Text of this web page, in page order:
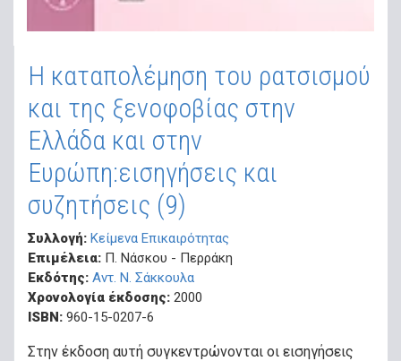
Η καταπολέμηση του ρατσισμού
και της ξενοφοβίας στην
Ελλάδα και στην
Ευρώπη:εισηγήσεις και
συζητήσεις (9)
Συλλογή: Κείμενα Επικαιρότητας
Επιμέλεια: Π. Νάσκου - Περράκη
Εκδότης: Αντ. Ν. Σάκκουλα
Χρονολογία έκδοσης: 2000
ISBN: 960-15-0207-6
Στην έκδοση αυτή συγκεντρώνονται οι εισηγήσεις